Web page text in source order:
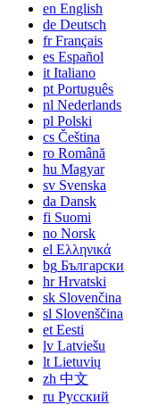
en English
de Deutsch
frFrançais
es Español
it Italiano
pt Português
nl Nederlands
pl Polski
cs Čeština
ro Română
hu Magyar
sv Svenska
da Dansk
fi Suomi
no Norsk
el Ελληνικά
bg Български
hrHrvatski
sk Slovenčina
sl Slovenščina
et Eesti
lv Latviešu
lt Lietuvių
zh 中文
ru Русский